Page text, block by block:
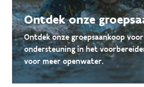
Ontdek onze
Ontdek onze groepsaankoop
ondersteuning in het
voor meer openwater.